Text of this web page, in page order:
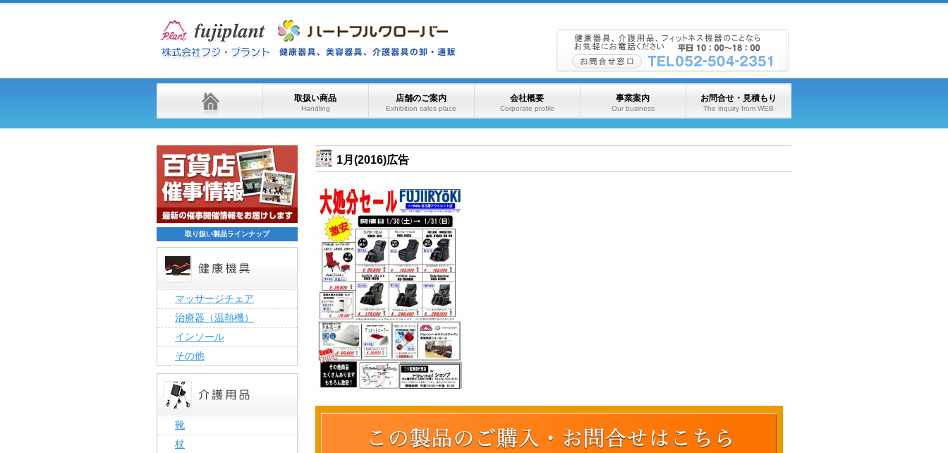
取扱い商品
Handling
店舗のご案内
Exhibition sales place
会社概要
Corporate profile
事業案内
Our business
お問合せ・見積もり
The inquiry from WEB
1月(2016)広告
取り扱い製品ラインナップ
マッサージチェア
治療器（温熱機）
インソール
その他
靴
杖